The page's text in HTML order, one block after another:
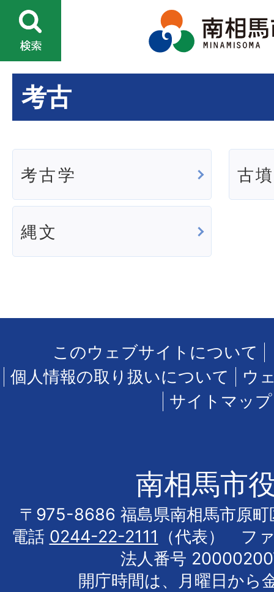
考古
考古学 古墳
縄文
このウェブサイトについて
個人情報の取り扱いについて
ウ
サイトマップ
南相馬市
〒975-8686 福島県南相馬市原町
電話 0244-22-2111
（代表） フ
法人番号
開庁時間は、月曜日から